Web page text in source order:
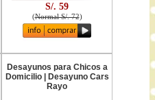
S/. 59
(Normal S/. 72)
Desayunos para Chicos a
Domicilio | Desayuno Cars
Rayo